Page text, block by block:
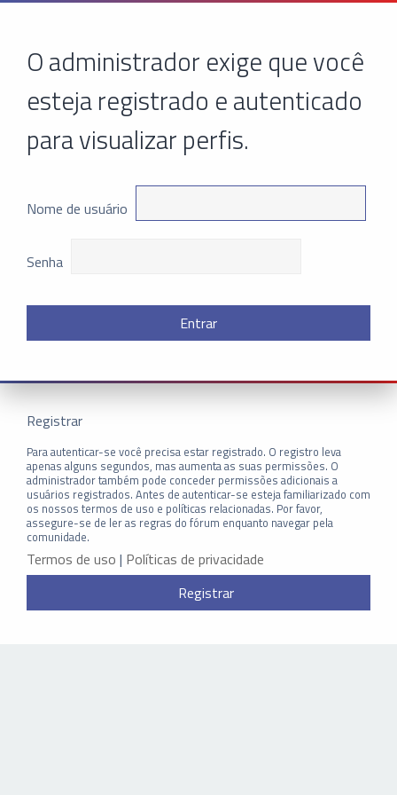
O administrador exige que você
esteja registrado e autenticado
para visualizar perfis.
Nome de usuário
Senha
Registrar
Para autenticar-se você precisa estar registrado. O registro leva
apenas alguns segundos, mas aumenta as suas permissões. O
administrador também pode conceder permissões adicionais a
usuários registrados. Antes de autenticar-se esteja familiarizado com
os nossos termos de uso e políticas relacionadas. Por favor,
assegure-se de ler as regras do fórum enquanto navegar pela
comunidade.
Termos de uso | Políticas de privacidade
Registrar